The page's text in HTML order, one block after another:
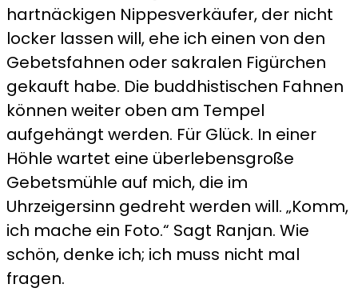
hartnäckigen Nippesverkäufer, der nicht
locker lassen will, ehe ich einen von den
Gebetsfahnen oder sakralen Figürchen
gekauft habe. Die buddhistischen Fahnen
können weiter oben am Tempel
aufgehängt werden. Für Glück. In einer
Höhle wartet eine überlebensgroße
Gebetsmühle auf mich, die im
Uhrzeigersinn gedreht werden will. „Komm,
ich mache ein Foto.“ Sagt Ranjan. Wie
schön, denke ich; ich muss nicht mal
fragen.